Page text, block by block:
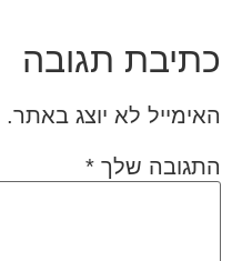
כתיבת תגובה
האימייל לא יוצג באתר.
התגובה שלך *